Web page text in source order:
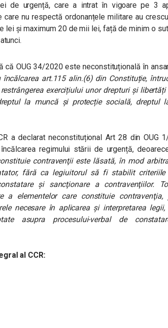
de urgență, care a intrat în vigoare pe 3
nu respectă ordonanțele militare au
lei și maximum 20 de mii lei, față de minim o
că OUG 34/2020 este neconstituțională în
art.115 alin.(6) din Constituție,
exercițiului unor drepturi și
la muncă și protecție socială, dreptul
a declarat neconstituțional Art 28 din OUG
regimului stării de urgență,
contravenţii este lăsată, în mod
fără ca legiuitorul să fi stabilit
şi sancţionare a contravenţiilor.
a elementelor care constituie
necesare în aplicarea şi interpretarea
asupra procesului-verbal de
al CCR: